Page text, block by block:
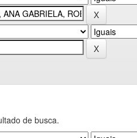
de busca.